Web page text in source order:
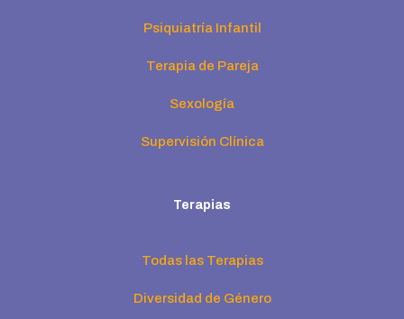
Psiquiatría Infantil
Terapia de Pareja
Sexología
Supervisión Clínica
Terapias
Todas las Terapias
Diversidad de Género